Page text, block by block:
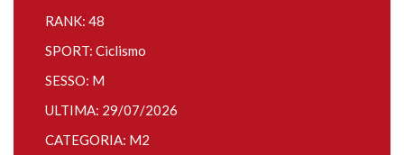
RANK: 48
SPORT: Ciclismo
SESSO: M
ULTIMA: 29/07/2026
CATEGORIA: M2